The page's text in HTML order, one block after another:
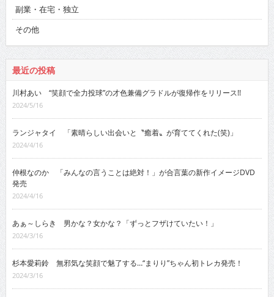
副業・在宅・独立
その他
最近の投稿
川村あい “笑顔で全力投球”の才色兼備グラドルが復帰作をリリース!!
2024/5/16
ランジャタイ 「素晴らしい出会いと〝癒着〟が育ててくれた(笑)」
2024/4/16
仲根なのか 「みんなの言うことは絶対！」が合言葉の新作イメージDVD
発売
2024/4/16
あぁ～しらき 男かな？女かな？「ずっとフザけていたい！」
2024/3/16
杉本愛莉鈴 無邪気な笑顔で魅了する…“まりり”ちゃん初トレカ発売！
2024/3/16